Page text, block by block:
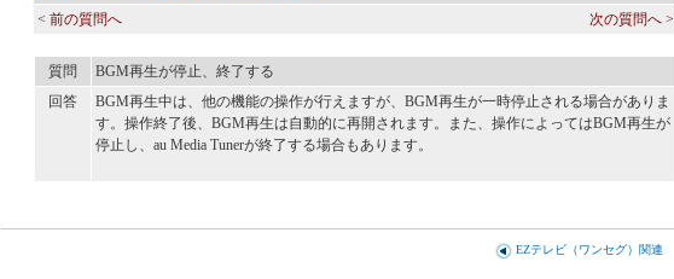
< 前の質問へ
次の質問へ >
質問
BGM再生が停止、終了する
回答
BGM再生中は、他の機能の操作が行えますが、BGM再生が一時停止される場合がありま
す。操作終了後、BGM再生は自動的に再開されます。また、操作によってはBGM再生が
停止し、au Media Tunerが終了する場合もあります。
EZテレビ（ワンセグ）関連